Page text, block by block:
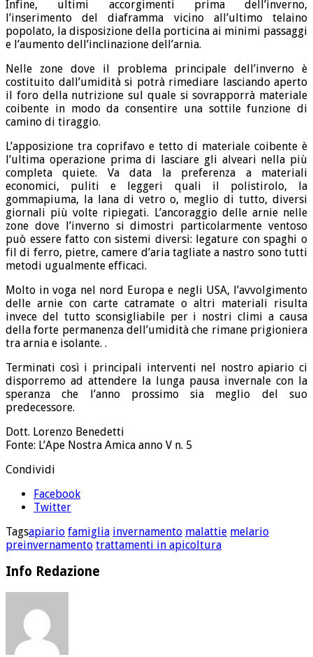
Infine, ultimi accorgimenti prima dell’inverno,
l’inserimento del diaframma vicino all’ultimo telaino
popolato, la disposizione della porticina ai minimi passaggi
e l’aumento dell’inclinazione dell’arnia.
Nelle zone dove il problema principale dell’inverno è
costituito dall’umidità si potrà rimediare lasciando aperto
il foro della nutrizione sul quale si sovrapporrà materiale
coibente in modo da consentire una sottile funzione di
camino di tiraggio.
L’apposizione tra coprifavo e tetto di materiale coibente è
l’ultima operazione prima di lasciare gli alveari nella più
completa quiete. Va data la preferenza a materiali
economici, puliti e leggeri quali il polistirolo, la
gommapiuma, la lana di vetro o, meglio di tutto, diversi
giornali più volte ripiegati. L’ancoraggio delle arnie nelle
zone dove l’inverno si dimostri particolarmente ventoso
può essere fatto con sistemi diversi: legature con spaghi o
fil di ferro, pietre, camere d’aria tagliate a nastro sono tutti
metodi ugualmente efficaci.
Molto in voga nel nord Europa e negli USA, l’avvolgimento
delle arnie con carte catramate o altri materiali risulta
invece del tutto sconsigliabile per i nostri climi a causa
della forte permanenza dell’umidità che rimane prigioniera
tra arnia e isolante. .
Terminati così i principali interventi nel nostro apiario ci
disporremo ad attendere la lunga pausa invernale con la
speranza che l’anno prossimo sia meglio del suo
predecessore.
Dott. Lorenzo Benedetti
Fonte: L’Ape Nostra Amica anno V n. 5
Condividi
Facebook
Twitter
Tagsapiario famiglia invernamento malattie melario
preinvernamento trattamenti in apicoltura
Info Redazione